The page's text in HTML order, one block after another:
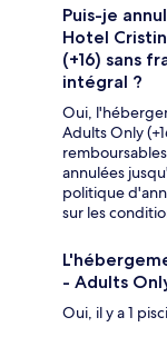
Puis-je
Hotel
(+16) sans
intégral ?
Oui,
Adults Only
annulées
politique
sur les
- Adults
Oui, il y a 1